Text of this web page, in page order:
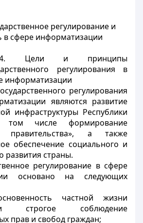
регулирование и
в сфере информатизации
4. Цели и принципы
регулирования в
информатизации
регулирования
являются развитие
инфраструктуры Республики
том числе формирование
правительства», а также
обеспечение социального и
развития страны.
регулирование в сфере
основано на следующих
частной жизни
строгое соблюдение
прав и свобод граждан;